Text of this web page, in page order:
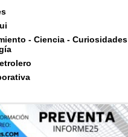
- Ciencia - Curiosidades